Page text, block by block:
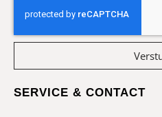
SERVICE & CONTACT